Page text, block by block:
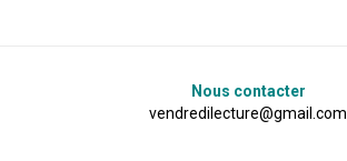
Nous contacter
vendredilecture@gmail.com